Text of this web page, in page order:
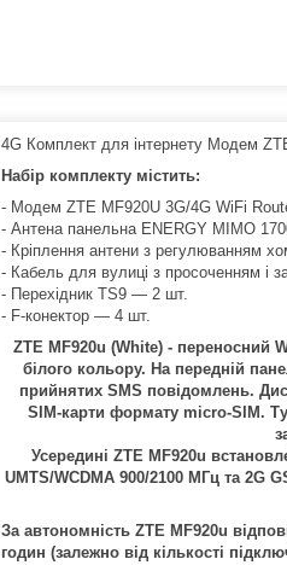
4G Комплект для інтернету Модем
Набір комплекту містить:
- Модем ZTE MF920U 3G/4G WiFi
- Антена панельна ENERGY MIMO
- Кріплення антени з регулюванням
- Кабель для вулиці з просоченням і
- Перехідник TS9 — 2 шт.
- F-конектор — 4 шт.
ZTE MF920u (White) - переносний
білого кольору. На передній
прийнятих SMS повідомлень.
SIM-карти формату micro-SIM.
Усередині ZTE MF920u
UMTS/WCDMA 900/2100 МГц та 2G
За автономність ZTE MF920u
годин (залежно від кількості